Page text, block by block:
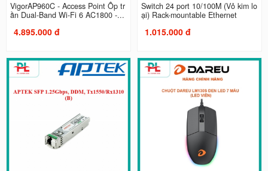
VigorAP960C - Access Point Ốp tr
ần Dual-Band Wi-Fi 6 AC1800 -...
4.895.000 đ
Switch 24 port 10/100M (Vỏ kim lo
ại) Rack-mountable Ethernet
1.015.000 đ